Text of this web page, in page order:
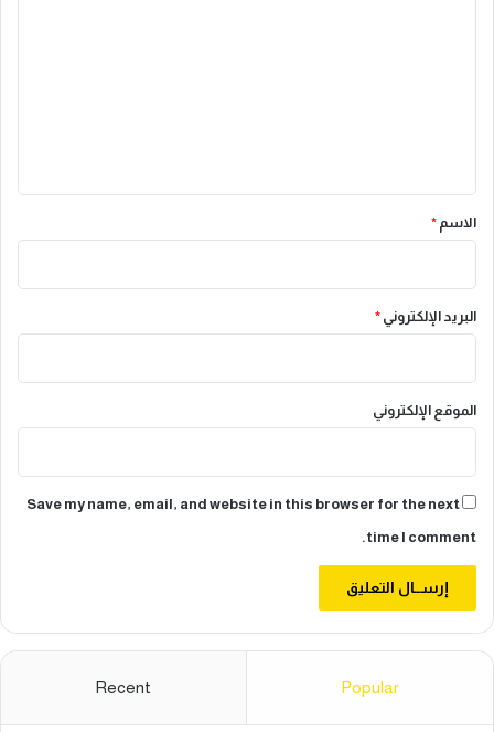
*
الاسم *
البريد الإلكتروني *
الموقع الإلكتروني
Save my name, email, and website in this browser for the next
time I comment.
Popular
Recent